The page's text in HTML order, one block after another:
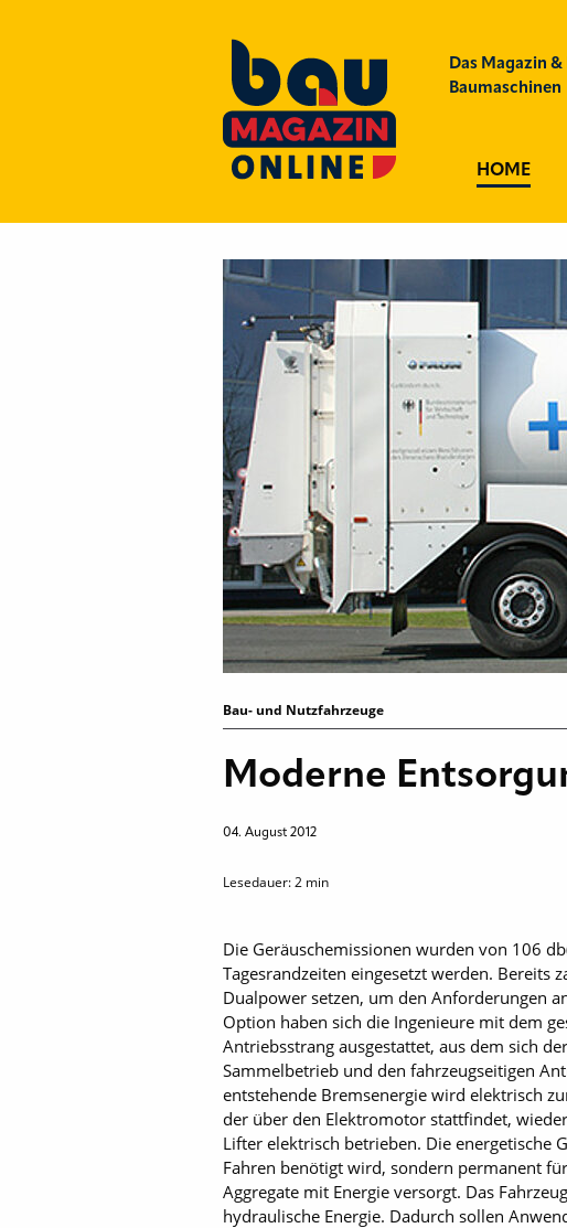
Das Magazin
HOME
Bau- und Nutzfahrzeuge
Moderne
04. August 2012
Lesedauer:2 min
Die Geräuschemissionen wurden von 106
Tagesrandzeiten eingesetzt werden.
Dualpower setzen, um den Anforderungen
Option haben sich die Ingenieure mit dem
Antriebsstrang ausgestattet, aus dem sich
Sammelbetrieb und den fahrzeugseitigen
entstehende Bremsenergie wird elektrisch
der über den Elektromotor stattfindet,
Lifter elektrisch betrieben. Die energetische
Fahren benötigt wird, sondern permanent
Aggregate mit Energie versorgt. Das
hydraulische Energie. Dadurch sollen